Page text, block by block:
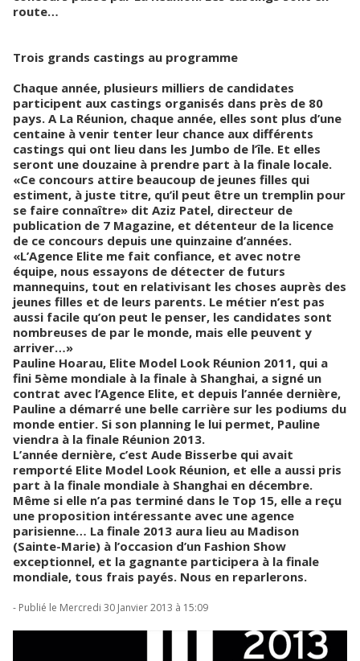
route…
Trois grands castings au programme
Chaque année, plusieurs milliers de candidates
participent aux castings organisés dans près de 80
pays. A La Réunion, chaque année, elles sont plus d’une
centaine à venir tenter leur chance aux différents
castings qui ont lieu dans les Jumbo de l’île. Et elles
seront une douzaine à prendre part à la finale locale.
«Ce concours attire beaucoup de jeunes filles qui
estiment, à juste titre, qu’il peut être un tremplin pour
se faire connaître» dit Aziz Patel, directeur de
publication de 7 Magazine, et détenteur de la licence
de ce concours depuis une quinzaine d’années.
«L’Agence Elite me fait confiance, et avec notre
équipe, nous essayons de détecter de futurs
mannequins, tout en relativisant les choses auprès des
jeunes filles et de leurs parents. Le métier n’est pas
aussi facile qu’on peut le penser, les candidates sont
nombreuses de par le monde, mais elle peuvent y
arriver…»
Pauline Hoarau, Elite Model Look Réunion 2011, qui a
fini 5ème mondiale à la finale à Shanghai, a signé un
contrat avec l’Agence Elite, et depuis l’année dernière,
Pauline a démarré une belle carrière sur les podiums du
monde entier. Si son planning le lui permet, Pauline
viendra à la finale Réunion 2013.
L’année dernière, c’est Aude Bisserbe qui avait
remporté Elite Model Look Réunion, et elle a aussi pris
part à la finale mondiale à Shanghai en décembre.
Même si elle n’a pas terminé dans le Top 15, elle a reçu
une proposition intéressante avec une agence
parisienne… La finale 2013 aura lieu au Madison
(Sainte-Marie) à l’occasion d’un Fashion Show
exceptionnel, et la gagnante participera à la finale
mondiale, tous frais payés. Nous en reparlerons.
- Publié le Mercredi 30 Janvier 2013 à 15:09